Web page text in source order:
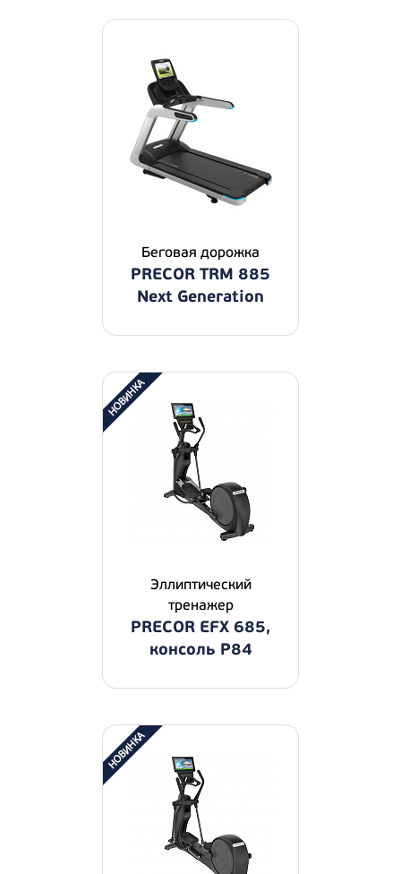
Беговая дорожка
PRECOR TRM 885
Next Generation
Эллиптический
тренажер
PRECOR EFX 685,
консоль P84